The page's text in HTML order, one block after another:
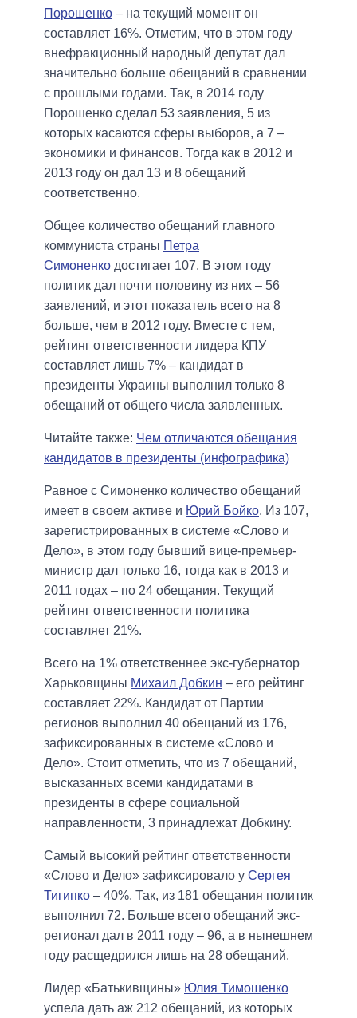
Порошенко – на текущий момент он
составляет 16%. Отметим, что в этом году
внефракционный народный депутат дал
значительно больше обещаний в сравнении
с прошлыми годами. Так, в 2014 году
Порошенко сделал 53 заявления, 5 из
которых касаются сферы выборов, а 7 –
экономики и финансов. Тогда как в 2012 и
2013 году он дал 13 и 8 обещаний
соответственно.
Общее количество обещаний главного
коммуниста страны Петра
Симоненко достигает 107. В этом году
политик дал почти половину из них – 56
заявлений, и этот показатель всего на 8
больше, чем в 2012 году. Вместе с тем,
рейтинг ответственности лидера КПУ
составляет лишь 7% – кандидат в
президенты Украины выполнил только 8
обещаний от общего числа заявленных.
Читайте также: Чем отличаются обещания
кандидатов в президенты (инфографика)
Равное с Симоненко количество обещаний
имеет в своем активе и Юрий Бойко. Из 107,
зарегистрированных в системе «Слово и
Дело», в этом году бывший вице-премьер-
министр дал только 16, тогда как в 2013 и
2011 годах – по 24 обещания. Текущий
рейтинг ответственности политика
составляет 21%.
Всего на 1% ответственнее экс-губернатор
Харьковщины Михаил Добкин – его рейтинг
составляет 22%. Кандидат от Партии
регионов выполнил 40 обещаний из 176,
зафиксированных в системе «Слово и
Дело». Стоит отметить, что из 7 обещаний,
высказанных всеми кандидатами в
президенты в сфере социальной
направленности, 3 принадлежат Добкину.
Самый высокий рейтинг ответственности
«Слово и Дело» зафиксировало у Сергея
Тигипко – 40%. Так, из 181 обещания политик
выполнил 72. Больше всего обещаний экс-
регионал дал в 2011 году – 96, а в нынешнем
году расщедрился лишь на 28 обещаний.
Лидер «Батькивщины» Юлия Тимошенко
успела дать аж 212 обещаний, из которых